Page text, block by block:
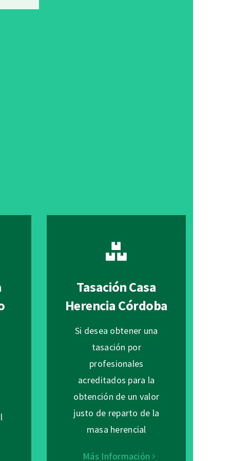
Tasación Casa
Herencia Córdoba
Si desea obtener una
tasación por
profesionales
acreditados para la
obtención de un valor
justo de reparto de la
masa herencial
Más Información